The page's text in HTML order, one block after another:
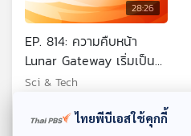
28:26
EP. 814: ความคืบหน้า
Lunar Gateway เริ่มเป็น
รูปเป็นร่าง
Sci & Tech
ไทยพีบีเอสใช้คุกกี้